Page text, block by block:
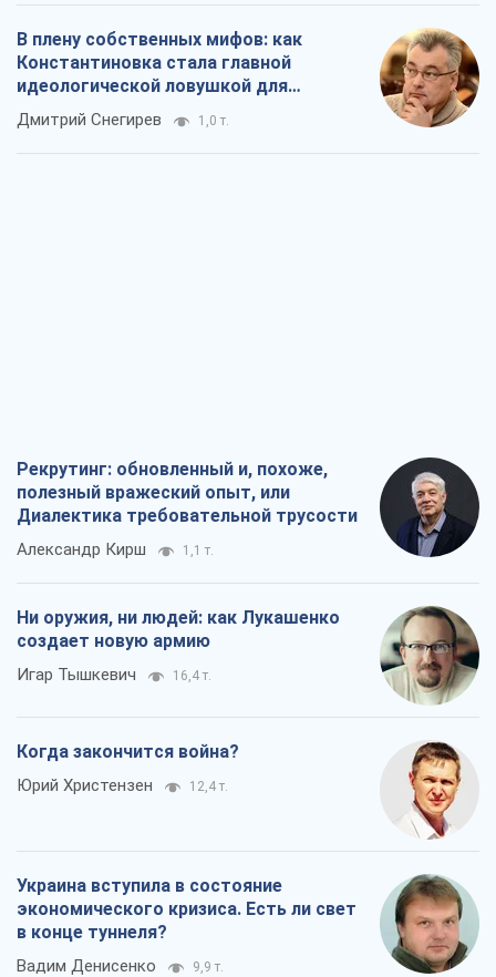
В плену собственных мифов: как
Константиновка стала главной
идеологической ловушкой для
российских оккупантов
Дмитрий Снегирев 1,0 т.
Рекрутинг: обновленный и, похоже,
полезный вражеский опыт, или
Диалектика требовательной трусости
Александр Кирш 1,1 т.
Ни оружия, ни людей: как Лукашенко
создает новую армию
Игар Тышкевич 16,4 т.
Когда закончится война?
Юрий Христензен 12,4 т.
Украина вступила в состояние
экономического кризиса. Есть ли свет
в конце туннеля?
Вадим Денисенко 9,9 т.